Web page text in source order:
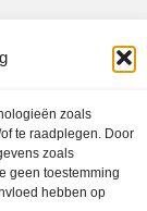
zoals
te raadplegen. Door
zoals
geen toestemming
hebben op